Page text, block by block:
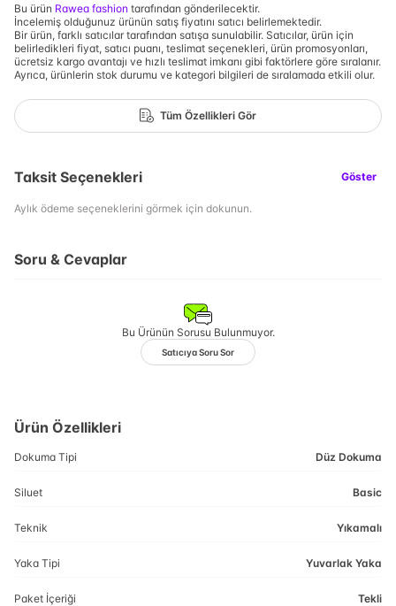
Bu ürün Rawea fashion tarafından gönderilecektir.
İncelemiş olduğunuz ürünün satış fiyatını satıcı belirlemektedir.
Bir ürün, farklı satıcılar tarafından satışa sunulabilir. Satıcılar, ürün için
belirledikleri fiyat, satıcı puanı, teslimat seçenekleri, ürün promosyonları,
ücretsiz kargo avantajı ve hızlı teslimat imkanı gibi faktörlere göre sıralanır.
Ayrıca, ürünlerin stok durumu ve kategori bilgileri de sıralamada etkili olur.
Tüm Özellikleri Gör
Taksit Seçenekleri Göster
Aylık ödeme seçeneklerini görmek için dokunun.
Soru & Cevaplar
Bu Ürünün Sorusu Bulunmuyor.
Satıcıya Soru Sor
Ürün Özellikleri
Dokuma Tipi Düz Dokuma
Siluet Basic
Teknik Yıkamalı
Yaka Tipi Yuvarlak Yaka
Paket İçeriği Tekli